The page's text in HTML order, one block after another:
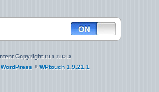
All content Copyright כוסות רוח
WordPress + WPtouch 1.9.21.1